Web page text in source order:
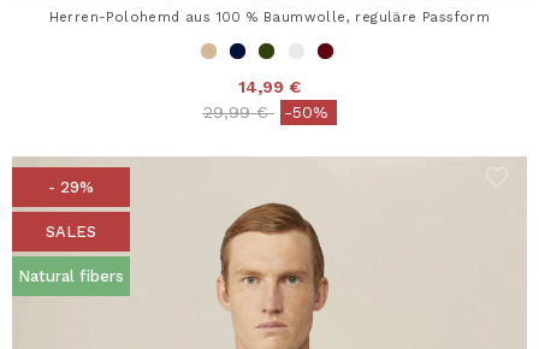
Herren-Polohemd aus 100 % Baumwolle, reguläre Passform
14,99 €
Price reduced from
29,99 €to-50%
- 29%
SALES
Natural fibers